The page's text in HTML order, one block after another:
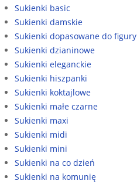
Sukienki basic
Sukienki damskie
Sukienki dopasowane do figury
Sukienki dzianinowe
Sukienki eleganckie
Sukienki hiszpanki
Sukienki koktajlowe
Sukienki małe czarne
Sukienki maxi
Sukienki midi
Sukienki mini
Sukienki na co dzień
Sukienki na komunię